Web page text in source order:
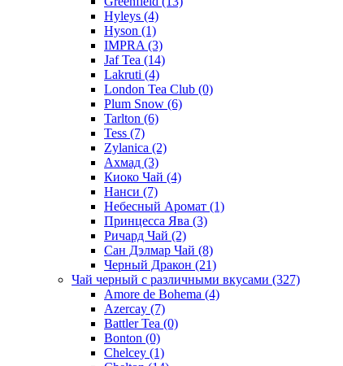
Hyleys (4)
Hyson (1)
IMPRA (3)
Jaf Tea (14)
Lakruti (4)
London Tea Club (0)
Plum Snow (6)
Tarlton (6)
Tess (7)
Zylanica (2)
Ахмад (3)
Киоко Чай (4)
Нанси (7)
Небесный Аромат (1)
Принцесса Ява (3)
Ричард Чай (2)
Сан Дэлмар Чай (8)
Черный Дракон (21)
Чай черный с различными вкусами (327)
Amore de Bohema (4)
Azercay (7)
Battler Tea (0)
Bonton (0)
Chelcey (1)